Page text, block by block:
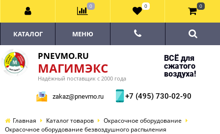
PNEVMO.RU
МАГИМЭКС
Надёжный поставщик с 2000 года
ВСЁ для
сжатого
воздуха!
zakaz@pnevmo.ru +7 (495) 730-02-90
КАТАЛОГ МЕНЮ
Главная Каталог товаров
Окрасочное оборудование
Окрасочное оборудование безвоздушного распыления
0 0 0